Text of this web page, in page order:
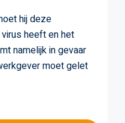
hij deze
heeft en het
namelijk in gevaar
moet gelet